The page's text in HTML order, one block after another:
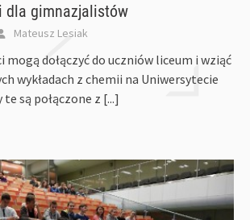
dla gimnazjalistów
Mateusz Lesiak
mogą dołączyć do uczniów liceum i wziąć
wykładach z chemii na Uniwersytecie
te są połączone z [...]